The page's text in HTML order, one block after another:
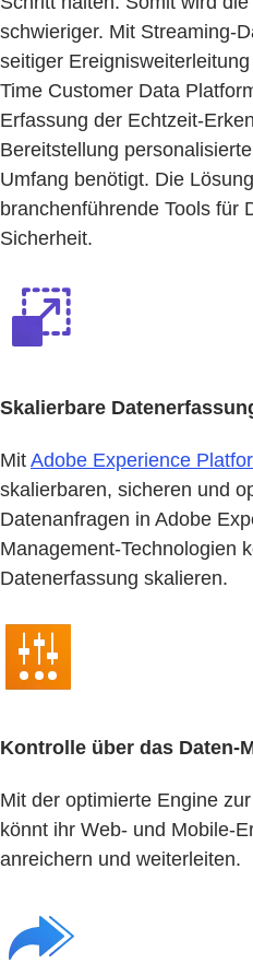
schwieriger. Mit Streaming-
seitiger
Time Customer Data
Erfassung der Echtzeit-
Bereitstellung
Umfang benötigt. Die
branchenführende Tools für
Sicherheit.
Skalierbare
Mit Adobe Experience
skalierbaren, sicheren und
Datenanfragen in Adobe
Management-Technologien
Datenerfassung skalieren.
Kontrolle über das Daten-
Mit der optimierte Engine
könnt ihr Web- und Mobile-
anreichern und weiterleiten.